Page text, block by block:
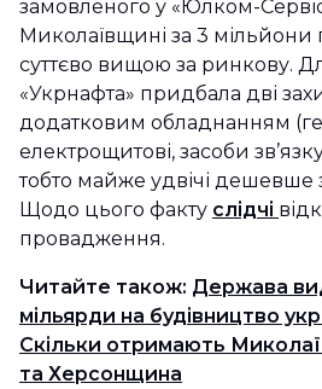
замовленого у «Юлком-
Миколаївщині за 3 мільйони
суттєво вищою за ринкову.
«Укрнафта» придбала дві
додатковим обладнанням
електрощитові, засоби
тобто майже удвічі дешевше
Щодо цього факту слідчі
провадження.
Читайте також: Держава
мільярди на будівництво
Скільки отримають
та Херсонщина